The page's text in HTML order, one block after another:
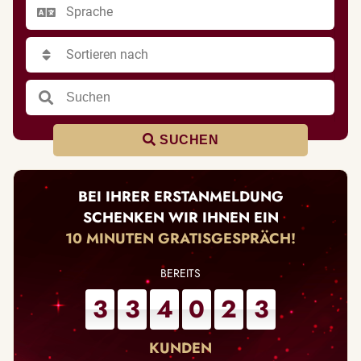
SUCHEN
BEI IHRER ERSTANMELDUNG
SCHENKEN WIR IHNEN EIN
10 MINUTEN GRATISGESPRÄCH!
3 3 4 0 2 3